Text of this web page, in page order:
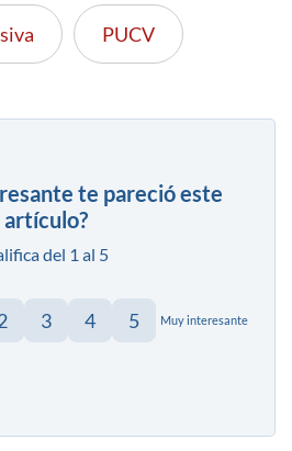
PUCV
te pareció este
artículo?
del 1 al 5
3 4 5 Muy interesante